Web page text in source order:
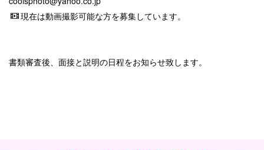
現在は動画撮影可能な方を募集しています。
書類審査後、面接と説明の日程をお知らせ致します。